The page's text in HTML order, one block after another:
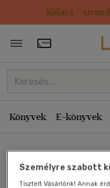
Kulacs /
Törzsvásárlói
Könyvek E-könyvek
Czimer
Rendezés
Kiadás éve szerint
Ár szerint csökkenő
Eladott
Eladott
Személyre szabott
Tisztelt Vásárlónk! Annak